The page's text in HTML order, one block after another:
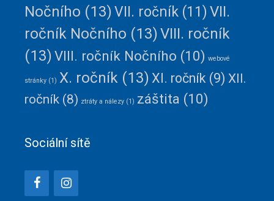
Nočního (13)VII. ročník (11) VII.
ročník Nočního (13)VIII. ročník
(13)VIII. ročník Nočního (10) webové
stránky (1) X. ročník (13) XI. ročník (9) XII.
ročník (8) ztráty a nálezy (1) záštita (10)
Sociální sítě